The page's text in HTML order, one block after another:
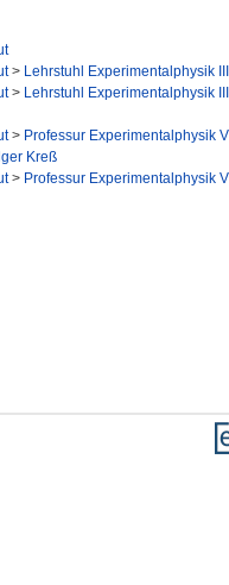
> Lehrstuhl Experimentalphysik
> Lehrstuhl Experimentalphysik
> Professur Experimentalphysik
Kreß
> Professur Experimentalphysik